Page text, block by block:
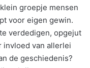
groepje mensen
voor eigen gewin.
verdedigen, opgejut
van allerlei
de geschiedenis?